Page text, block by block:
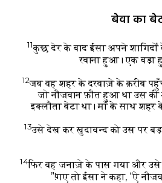
बेवा का
11कुछ देर के बाद ईसा अपने
रवाना हुआ। एक बड़ा
12जब वह शहर के दरवाज़े के क़रीब
जो नौजवान फ़ौत हुआ था उस
इक्लौता बेटा था। माँ के साथ
13उसे देख कर ख़ुदावन्द को उस पर
14फिर वह जनाज़े के पास गया और
गए तो ईसा ने कहा, “ऐ